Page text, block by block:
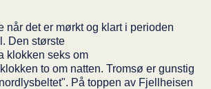
når det er mørkt og klart i perioden
Den største
klokken seks om
to om nat­ten. Tromsø er gunstig
På toppen av Fjellheisen